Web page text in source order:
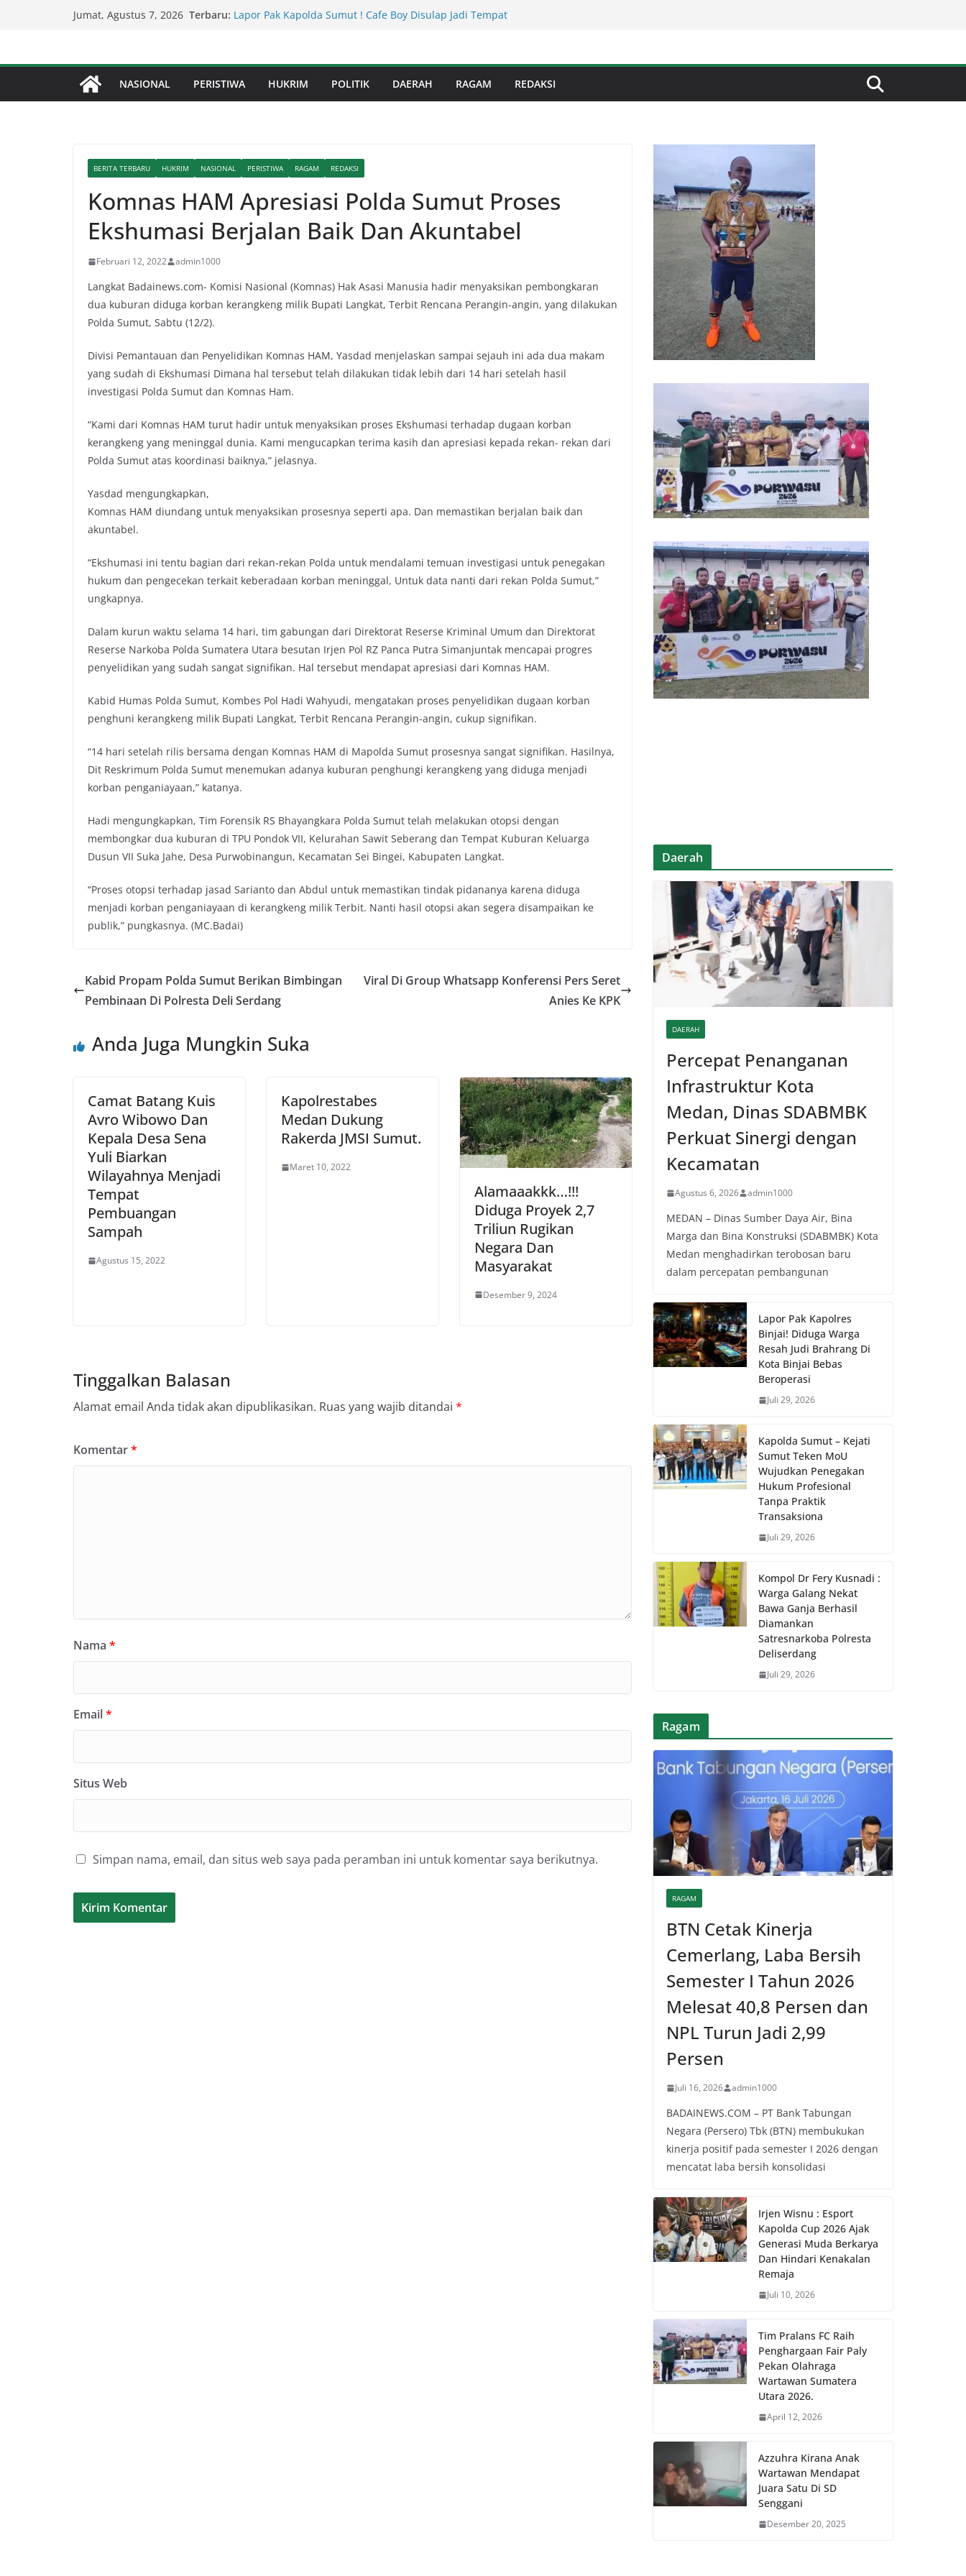
Jumat, Agustus 7, 2026 Terbaru: Lapor Pak Kapolda Sumut ! Cafe Boy Disulap Jadi Tempat
Brahrang Di Kota Binjai Bebas Beroperasi
Kapolda Sumut – Kejati Sumut Teken MoU Wujudkan
NASIONAL PERISTIWA HUKRIM POLITIK DAERAH RAGAM REDAKSI
BERITA TERBARU HUKRIM NASIONAL PERISTIWA RAGAM REDAKSI
Komnas HAM Apresiasi Polda Sumut Proses
Ekshumasi Berjalan Baik Dan Akuntabel
Februari 12, 2022 admin1000
Langkat Badainews.com- Komisi Nasional (Komnas) Hak Asasi Manusia hadir menyaksikan pembongkaran
dua kuburan diduga korban kerangkeng milik Bupati Langkat, Terbit Rencana Perangin-angin, yang dilakukan
Polda Sumut, Sabtu (12/2).
Divisi Pemantauan dan Penyelidikan Komnas HAM, Yasdad menjelaskan sampai sejauh ini ada dua makam
yang sudah di Ekshumasi Dimana hal tersebut telah dilakukan tidak lebih dari 14 hari setelah hasil
investigasi Polda Sumut dan Komnas Ham.
“Kami dari Komnas HAM turut hadir untuk menyaksikan proses Ekshumasi terhadap dugaan korban
kerangkeng yang meninggal dunia. Kami mengucapkan terima kasih dan apresiasi kepada rekan- rekan dari
Polda Sumut atas koordinasi baiknya,” jelasnya.
Yasdad mengungkapkan,
Komnas HAM diundang untuk menyaksikan prosesnya seperti apa. Dan memastikan berjalan baik dan
akuntabel.
“Ekshumasi ini tentu bagian dari rekan-rekan Polda untuk mendalami temuan investigasi untuk penegakan
hukum dan pengecekan terkait keberadaan korban meninggal, Untuk data nanti dari rekan Polda Sumut,”
ungkapnya.
Dalam kurun waktu selama 14 hari, tim gabungan dari Direktorat Reserse Kriminal Umum dan Direktorat
Reserse Narkoba Polda Sumatera Utara besutan Irjen Pol RZ Panca Putra Simanjuntak mencapai progres
penyelidikan yang sudah sangat signifikan. Hal tersebut mendapat apresiasi dari Komnas HAM.
Kabid Humas Polda Sumut, Kombes Pol Hadi Wahyudi, mengatakan proses penyelidikan dugaan korban
penghuni kerangkeng milik Bupati Langkat, Terbit Rencana Perangin-angin, cukup signifikan.
“14 hari setelah rilis bersama dengan Komnas HAM di Mapolda Sumut prosesnya sangat signifikan. Hasilnya,
Dit Reskrimum Polda Sumut menemukan adanya kuburan penghungi kerangkeng yang diduga menjadi
korban penganiayaan,” katanya.
Hadi mengungkapkan, Tim Forensik RS Bhayangkara Polda Sumut telah melakukan otopsi dengan
membongkar dua kuburan di TPU Pondok VII, Kelurahan Sawit Seberang dan Tempat Kuburan Keluarga
Dusun VII Suka Jahe, Desa Purwobinangun, Kecamatan Sei Bingei, Kabupaten Langkat.
“Proses otopsi terhadap jasad Sarianto dan Abdul untuk memastikan tindak pidananya karena diduga
menjadi korban penganiayaan di kerangkeng milik Terbit. Nanti hasil otopsi akan segera disampaikan ke
publik,” pungkasnya. (MC.Badai)
Kabid Propam Polda Sumut Berikan Bimbingan
Pembinaan Di Polresta Deli Serdang
Viral Di Group Whatsapp Konferensi Pers Seret
Anies Ke KPK
Anda Juga Mungkin Suka
Camat Batang Kuis
Avro Wibowo Dan
Kepala Desa Sena
Yuli Biarkan
Wilayahnya Menjadi
Tempat
Pembuangan
Sampah
Agustus 15, 2022
Kapolrestabes
Medan Dukung
Rakerda JMSI Sumut.
Maret 10, 2022
Alamaaakkk…!!!
Diduga Proyek 2,7
Triliun Rugikan
Negara Dan
Masyarakat
Desember 9, 2024
Tinggalkan Balasan
Alamat email Anda tidak akan dipublikasikan. Ruas yang wajib ditandai *
Komentar*
Nama *
Email*
Situs Web
Simpan nama, email, dan situs web saya pada peramban ini untuk komentar saya berikutnya.
Daerah
DAERAH
Percepat Penanganan
Infrastruktur Kota
Medan, Dinas SDABMBK
Perkuat Sinergi dengan
Kecamatan
Agustus 6, 2026 admin1000
MEDAN – Dinas Sumber Daya Air, Bina
Marga dan Bina Konstruksi (SDABMBK) Kota
Medan menghadirkan terobosan baru
dalam percepatan pembangunan
Lapor Pak Kapolres
Binjai! Diduga Warga
Resah Judi Brahrang Di
Kota Binjai Bebas
Beroperasi
Juli 29, 2026
Kapolda Sumut – Kejati
Sumut Teken MoU
Wujudkan Penegakan
Hukum Profesional
Tanpa Praktik
Transaksiona
Juli 29, 2026
Kompol Dr Fery Kusnadi :
Warga Galang Nekat
Bawa Ganja Berhasil
Diamankan
Satresnarkoba Polresta
Deliserdang
Juli 29, 2026
Ragam
RAGAM
BTN Cetak Kinerja
Cemerlang, Laba Bersih
Semester I Tahun 2026
Melesat 40,8 Persen dan
NPL Turun Jadi 2,99
Persen
Juli 16, 2026 admin1000
BADAINEWS.COM – PT Bank Tabungan
Negara (Persero) Tbk (BTN) membukukan
kinerja positif pada semester I 2026 dengan
mencatat laba bersih konsolidasi
Irjen Wisnu : Esport
Kapolda Cup 2026 Ajak
Generasi Muda Berkarya
Dan Hindari Kenakalan
Remaja
Juli 10, 2026
Tim Pralans FC Raih
Penghargaan Fair Paly
Pekan Olahraga
Wartawan Sumatera
Utara 2026.
April 12, 2026
Azzuhra Kirana Anak
Wartawan Mendapat
Juara Satu Di SD
Senggani
Desember 20, 2025